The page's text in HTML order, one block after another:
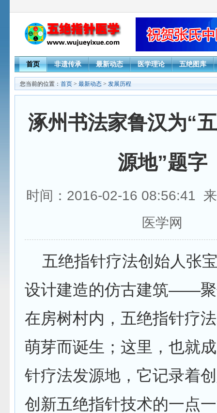
首页 非遗传承 最新动态 医学理论 五绝图库
您当前的位置： 首页 > 最新动态 > 发展历程
涿州书法家鲁汉为“
源地”题字
时间：2016-02-16 08:56:41
医学网
五绝指针疗法创始人张
设计建造的仿古建筑——
在房树村内，五绝指针疗
萌芽而诞生；这里，也就
针疗法发源地，它记录着
创新五绝指针技术的一点